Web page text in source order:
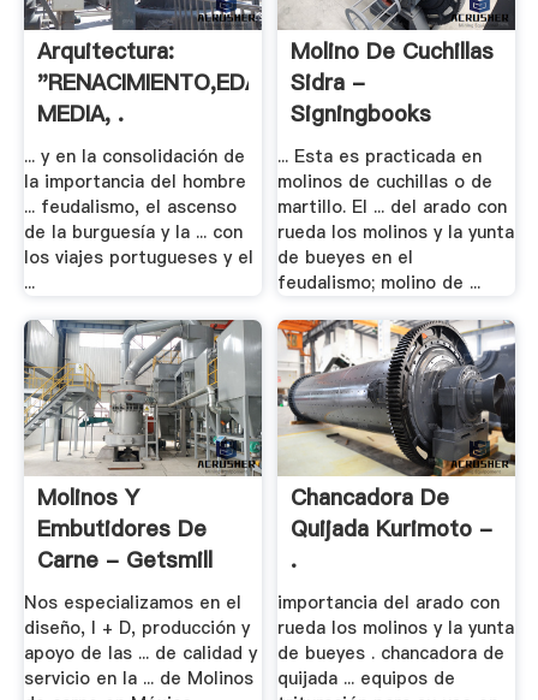
Arquitectura:
"RENACIMIENTO,EDAD
MEDIA, .
... y en la consolidación de
la importancia del hombre
... feudalismo, el ascenso
de la burguesía y la ... con
los viajes portugueses y el
...
Molino De Cuchillas
Sidra -
Signingbooks
... Esta es practicada en
molinos de cuchillas o de
martillo. El ... del arado con
rueda los molinos y la yunta
de bueyes en el
feudalismo; molino de ...
Molinos Y
Embutidores De
Carne - Getsmill
Nos especializamos en el
diseño, I + D, producción y
apoyo de las ... de calidad y
servicio en la ... de Molinos
Chancadora De
Quijada Kurimoto -
.
importancia del arado con
rueda los molinos y la yunta
de bueyes . chancadora de
quijada ... equipos de